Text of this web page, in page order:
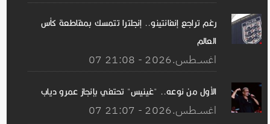
رغم تراجع إنفانتينو.. إنجلترا تتمسك بمقاطعة كأس
العالم
07 اغســطس.2026 - 21:08
الأول من نوعه.. "غينيس" تحتفي بإنجاز عمرو دياب
07 اغســطس.2026 - 21:07